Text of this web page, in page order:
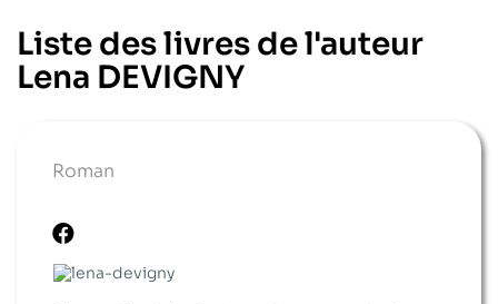
Liste des livres de l'auteur
Lena DEVIGNY
Roman